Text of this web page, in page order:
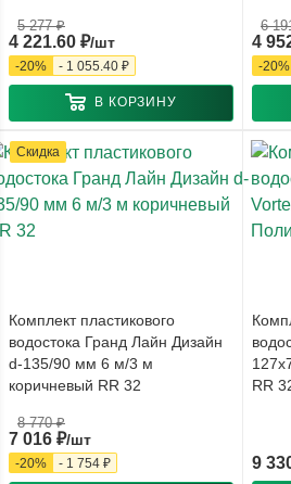
4 221.60 ₽/шт
5 277₽
-20% - 1 055.40 ₽
В КОРЗИНУ
4
6
-20%
Скидка
Комплект пластикового
водостока Гранд Лайн Дизайн
d-135/90 мм 6 м/3 м
коричневый RR 32
7 016 ₽/шт
8 770₽
-20% - 1 754 ₽
RR
9